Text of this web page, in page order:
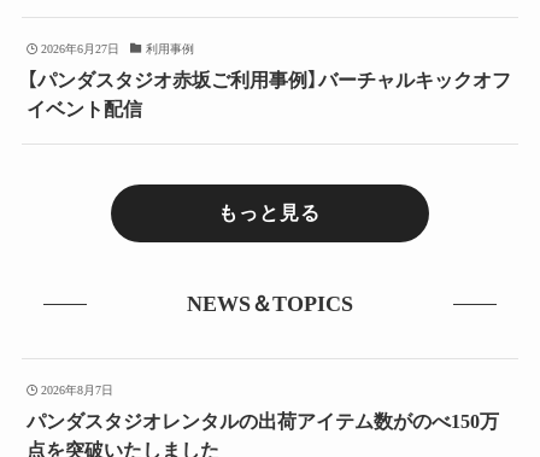
2026年6月27日 利用事例
【パンダスタジオ赤坂ご利用事例】バーチャルキックオフ
イベント配信
もっと見る
NEWS＆TOPICS
2026年8月7日
パンダスタジオレンタルの出荷アイテム数がのべ150万
点を突破いたしました